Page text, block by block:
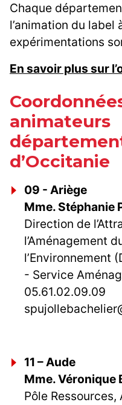
Chaque
l’animation du label
expérimentations
En savoir plus sur
animateurs
d’Occitanie
09 - Ariège
Mme. Stéphanie
Direction de
l’Aménagement
l’Environnement
- Service
05.61.02.09.09
11 – Aude
Mme. Véronique
Pôle Ressources,